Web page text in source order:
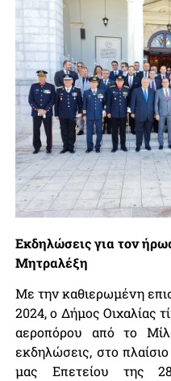
Εκδηλώσεις για τον
Μητραλέξη
Με την καθιερωμένη
2024, ο Δήμος Οιχαλίας
αεροπόρου από το
εκδηλώσεις, στο
μας Επετείου της